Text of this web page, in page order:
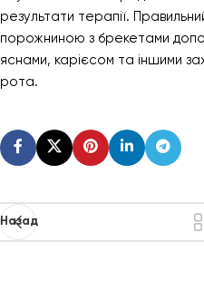
результати терапії.
порожниною з брекетами
яснами, карієсом та іншими
рота.
Назад